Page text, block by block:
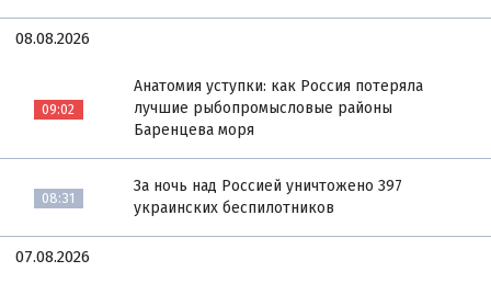
08.08.2026
09:02
Анатомия уступки: как Россия потеряла
лучшие рыбопромысловые районы
Баренцева моря
08:31
За ночь над Россией уничтожено 397
украинских беспилотников
07.08.2026